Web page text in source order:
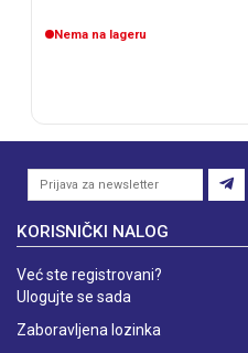
Nema na lageru
KORISNIČKI NALOG
Već ste registrovani?
Ulogujte se sada
Zaboravljena lozinka